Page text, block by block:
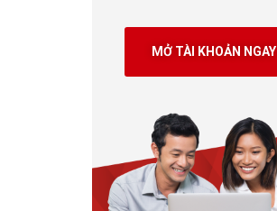
MỞ TÀI KHOẢN NGAY